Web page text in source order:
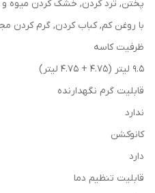
پختن, ترد کردن, خشک کردن میوه
با روغن کم, کباب کردن, گرم کردن
ظرفیت کاسه
۹.۵ لیتر (۴.۷۵ + ۴.۷۵ لیتر)
قابلیت گرم نگهدارنده
ندارد
کانوکشن
دارد
قابلیت تنظیم دما